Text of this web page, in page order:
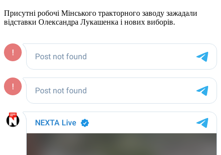
Присутні робочі Мінського тракторного заводу зажадали
відставки Олександра Лукашенка і нових виборів.